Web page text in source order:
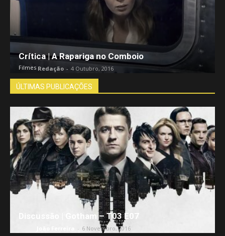
Crítica | A Rapariga no Comboio
Filmes Redação - 4 Outubro, 2016
ÚLTIMAS PUBLICAÇÕES
Discussão | Gotham – T03 E07
- 6 Novembro, 2016